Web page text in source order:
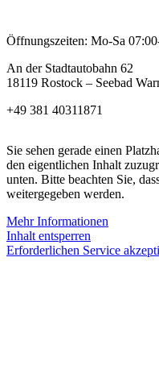
Öffnungszeiten: Mo-Sa
An der Stadtautobahn 62
18119 Rostock – Seebad
+49 381 40311871
Sie sehen gerade einen
den eigentlichen Inhalt
unten. Bitte beachten Sie,
weitergegeben werden.
Mehr Informationen
Inhalt entsperren
Erforderlichen Service